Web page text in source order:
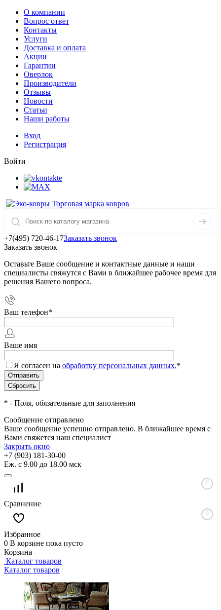
О компании
Вопрос ответ
Контакты
Услуги
Доставка и оплата
Акции
Гарантии
Оверлок
Производители
Отзывы
Новости
Статьи
Наши работы
Вход
Регистрация
Войти
Торговая марка ковров
+7(495) 720-46-17Заказать звонок
Заказать звонок
Оставьте Ваше сообщение и контактные данные и наши
специалисты свяжутся с Вами в ближайшее рабочее время для
решения Вашего вопроса.
Ваш телефон*
Ваше имя
Я согласен на обработку персональных данных.*
* - Поля, обязательные для заполнения
Сообщение отправлено
Ваше сообщение успешно отправлено. В ближайшее время с
Вами свяжется наш специалист
Закрыть окно
+7 (903) 181-30-00
Еж. с 9.00 до 18.00 мск
0
Сравнение
0
Избранное
0 В корзине пока пусто
Корзина
Каталог товаров
Каталог товаров